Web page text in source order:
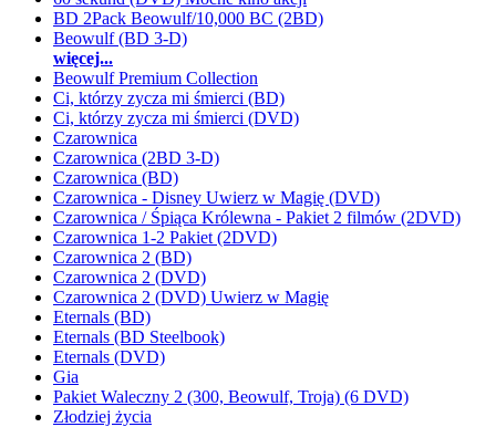
BD 2Pack Beowulf/10,000 BC (2BD)
Beowulf (BD 3-D)
więcej...
Beowulf Premium Collection
Ci, którzy zycza mi śmierci (BD)
Ci, którzy zycza mi śmierci (DVD)
Czarownica
Czarownica (2BD 3-D)
Czarownica (BD)
Czarownica - Disney Uwierz w Magię (DVD)
Czarownica / Śpiąca Królewna - Pakiet 2 filmów (2DVD)
Czarownica 1-2 Pakiet (2DVD)
Czarownica 2 (BD)
Czarownica 2 (DVD)
Czarownica 2 (DVD) Uwierz w Magię
Eternals (BD)
Eternals (BD Steelbook)
Eternals (DVD)
Gia
Pakiet Waleczny 2 (300, Beowulf, Troja) (6 DVD)
Złodziej życia